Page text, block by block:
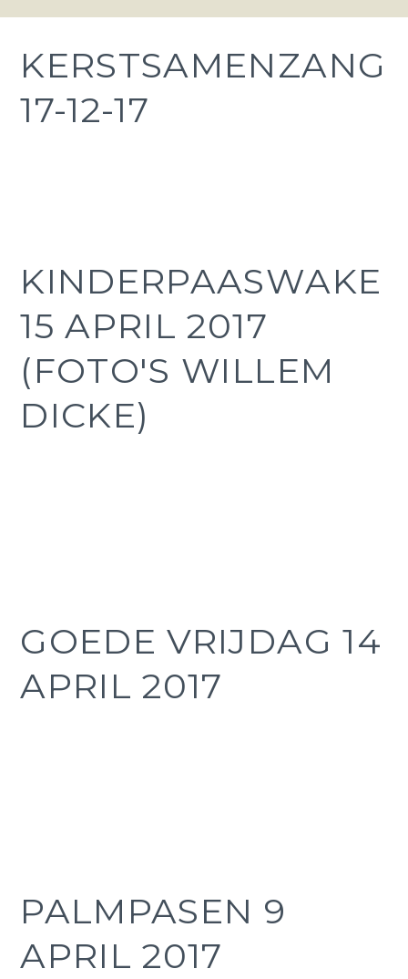
KERSTSAMENZANG
17-12-17
KINDERPAASWAKE
15 APRIL 2017
(FOTO'S WILLEM
DICKE)
GOEDE VRIJDAG 14
APRIL 2017
PALMPASEN 9
APRIL 2017